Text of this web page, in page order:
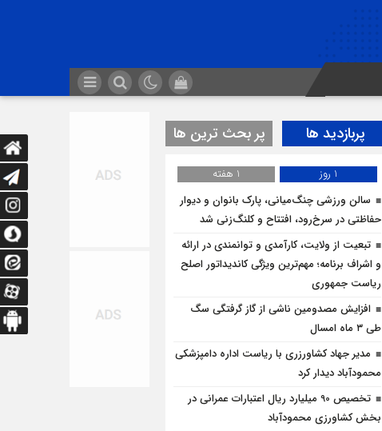
پربازدید ها پر بحث ترین ها
1 روز
1 هفته
سالن ورزشی چنگ‌میانی، پارک بانوان و دیوار
حفاظتی در سرخ‌رود، افتتاح و کلنگ‌زنی شد
تبعیت از ولایت، کارآمدی و توانمندی در ارائه
و اشراف برنامه؛ مهم‌ترین ویژگی کاندیداتور اصلح
ریاست جمهوری
افزایش مصدومین ناشی از گاز گرفتگی سگ
طی ۳ ماه امسال
مدیر جهاد کشاورزری با ریاست اداره دامپزشکی
محمودآباد دیدار کرد
تخصیص 90 میلیارد ریال اعتبارات عمرانی در
بخش کشاورزی محمودآباد